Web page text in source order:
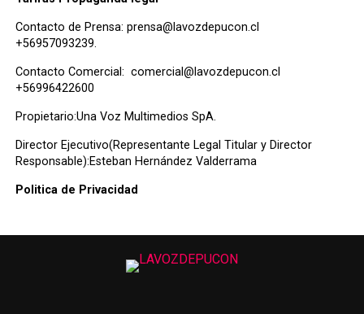
Contacto de Prensa: prensa@lavozdepucon.cl
+56957093239.
Contacto Comercial: comercial@lavozdepucon.cl
+56996422600
Propietario:Una Voz Multimedios SpA.
Director Ejecutivo(Representante Legal Titular y Director
Responsable):Esteban Hernández Valderrama
Politica de Privacidad